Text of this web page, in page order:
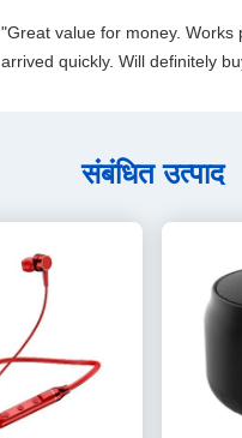
"Great value for money. Works
arrived quickly. Will definitely
संबंधित उत्पाद